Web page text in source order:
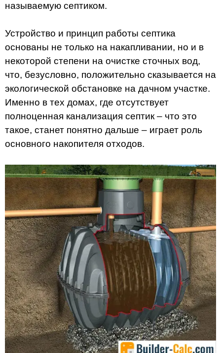
называемую септиком.
Устройство и принцип работы септика
основаны не только на накапливании, но и в
некоторой степени на очистке сточных вод,
что, безусловно, положительно сказывается на
экологической обстановке на дачном участке.
Именно в тех домах, где отсутствует
полноценная канализация септик – что это
такое, станет понятно дальше – играет роль
основного накопителя отходов.